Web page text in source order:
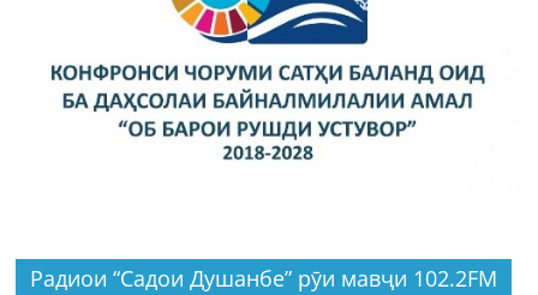
Радиои “Садои Душанбе” рӯи мавҷи 102.2FM